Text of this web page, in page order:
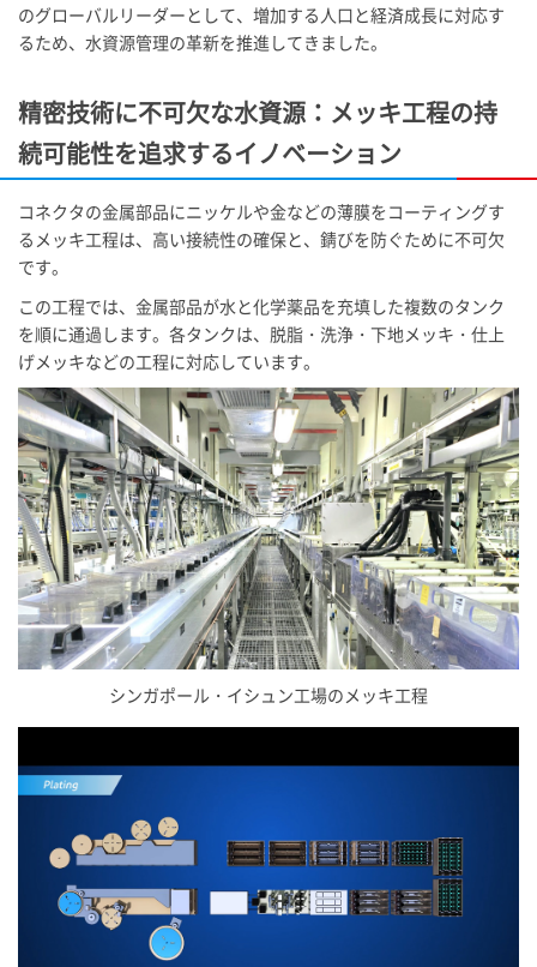
のグローバルリーダーとして、増加する人口と経済成長に対応す
るため、水資源管理の革新を推進してきました。
精密技術に不可欠な水資源：メッキ工程の持
続可能性を追求するイノベーション
コネクタの金属部品にニッケルや金などの薄膜をコーティングす
るメッキ工程は、高い接続性の確保と、錆びを防ぐために不可欠
です。
この工程では、金属部品が水と化学薬品を充填した複数のタンク
を順に通過します。各タンクは、脱脂・洗浄・下地メッキ・仕上
げメッキなどの工程に対応しています。
シンガポール・イシュン工場のメッキ工程